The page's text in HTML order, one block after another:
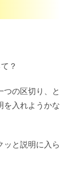
て？
つの区切り、と
を入れようかな
ッと説明に入ら